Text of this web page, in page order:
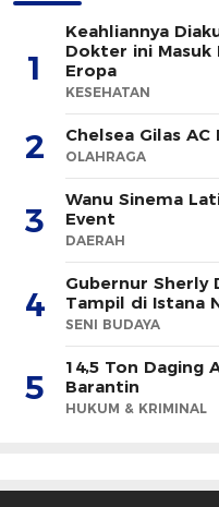
1
Keahliannya
Dokter ini
Eropa
KESEHATAN
2 Chelsea Gilas
OLAHRAGA
3
Wanu Sinema
Event
DAERAH
4
Gubernur Sherly
Tampil di Istana
SENI BUDAYA
5
14,5 Ton Daging
Barantin
HUKUM & KRIMINAL